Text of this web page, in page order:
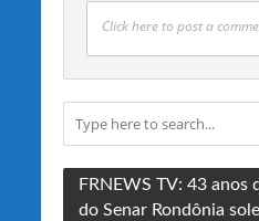
Click here to post a
FRNEWS TV: 43 anos
do Senar Rondônia